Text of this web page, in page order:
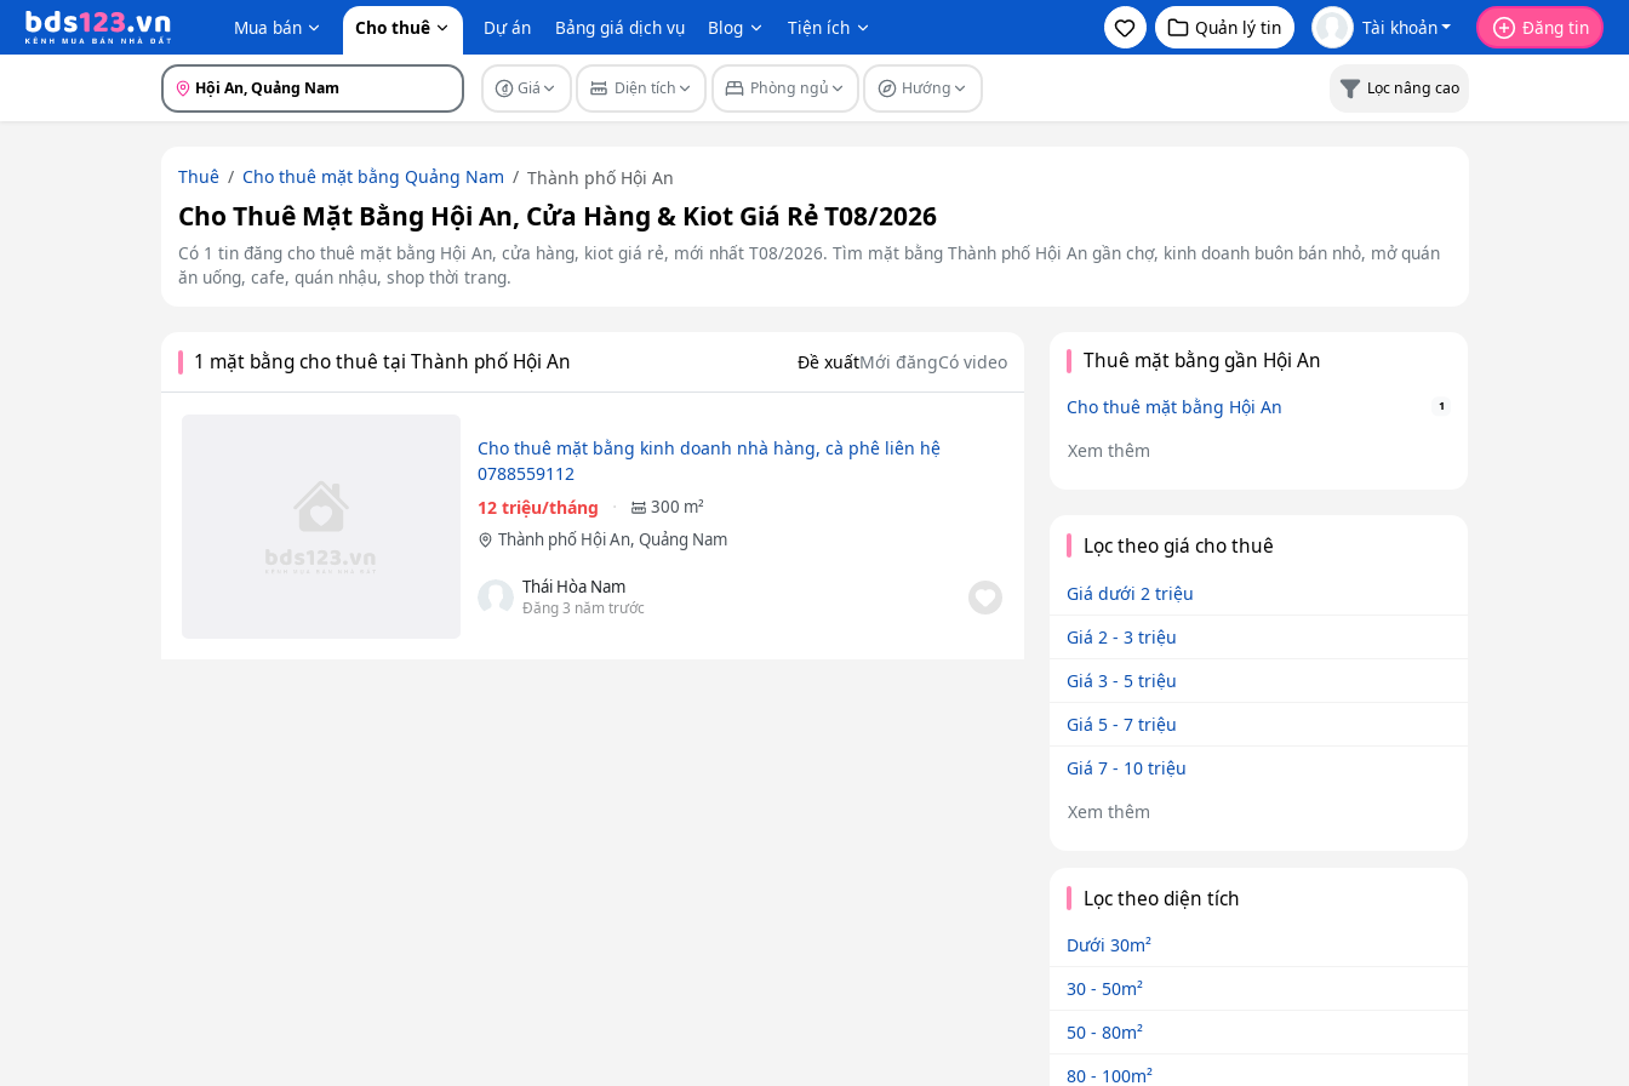
Mua bán Cho thuê Dự án Bảng giá dịch vụ Blog Tiện ích Quản lý tin Tài khoản Đăng tin
Hội An, Quảng Nam Giá Diện tích Phòng ngủ Hướng Lọc nâng cao
Thuê Cho thuê mặt bằng Quảng Nam Thành phố Hội An
Cho Thuê Mặt Bằng Hội An, Cửa Hàng & Kiot Giá Rẻ T08/2026
Có 1 tin đăng cho thuê mặt bằng Hội An, cửa hàng, kiot giá rẻ, mới nhất T08/2026. Tìm mặt bằng Thành phố Hội An gần chợ, kinh doanh buôn bán nhỏ, mở quán
ăn uống, cafe, quán nhậu, shop thời trang.
1 mặt bằng cho thuê tại Thành phố Hội An Đề xuấtMới đăngCó video
Cho thuê mặt bằng kinh doanh nhà hàng, cà phê liên hệ
0788559112
12 triệu/tháng
300 m²
Thành phố Hội An, Quảng Nam
Thái Hòa Nam
Đăng 3 năm trước
Thuê mặt bằng gần Hội An
Cho thuê mặt bằng Hội An 1
Xem thêm
Lọc theo giá cho thuê
Giá dưới 2 triệu
Giá 2 - 3 triệu
Giá 3 - 5 triệu
Giá 5 - 7 triệu
Giá 7 - 10 triệu
Xem thêm
Lọc theo diện tích
Dưới 30m²
30 - 50m²
50 - 80m²
80 - 100m²